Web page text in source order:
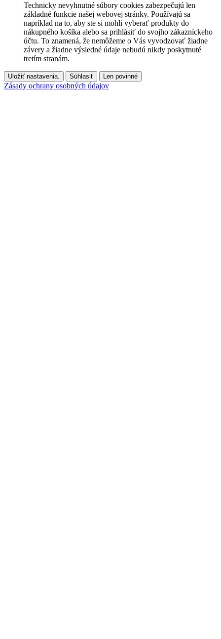
Technicky nevyhnutné súbory cookies zabezpečujú len
základné funkcie našej webovej stránky. Používajú sa
napríklad na to, aby ste si mohli vyberať produkty do
nákupného košíka alebo sa prihlásiť do svojho zákazníckeho
účtu. To znamená, že nemôžeme o Vás vyvodzovať žiadne
závery a žiadne výsledné údaje nebudú nikdy poskytnuté
tretím stranám.
Uložiť nastavenia. Súhlasiť Len povinné
Zásady ochrany osobných údajov